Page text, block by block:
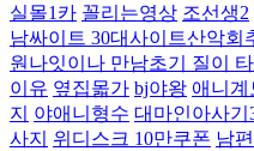
실몰1카 꼴리는영상 조선생2
남싸이트 30대사이트산악회
원나잇이나 만남초기 질이
이유 옆집몳가 bj야왕 애니계
지
야애니형수 대마인아사기
사지
위디스크 10만쿠폰 남